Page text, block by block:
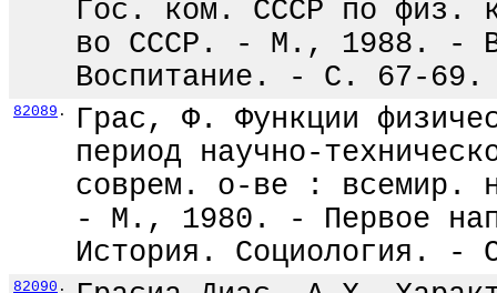
Гос. ком. СССР по физ.
во СССР. - М., 1988. -
Воспитание. - С. 67-69.
82089 .
Грас, Ф. Функции
период научно-
соврем. о-ве : всемир.
- М., 1980. - Первое
История. Социология. -
82090 .